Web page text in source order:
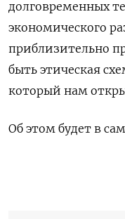
долговременных
экономического
приблизительно
быть этическая
который нам
Об этом будет в